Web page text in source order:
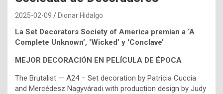
2025-02-09 Dionar Hidalgo
La Set Decorators Society of America premian a ‘A
Complete Unknown’, ‘Wicked’ y ‘Conclave’
MEJOR DECORACIÓN EN PELÍCULA DE ÉPOCA
The Brutalist — A24 – Set decoration by Patricia Cuccia
and Mercédesz Nagyváradi with production design by Judy